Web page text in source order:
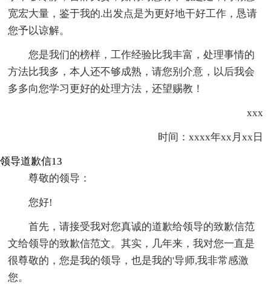
宽宏大量，鉴于我的.出发点是为更好地干好工作，恳请
您予以谅解。
您是我们的榜样，工作经验比我丰富，处理事情的
方法比我多，本人还不够成熟，请您别介意，以后我会
多多向您学习更好的处理方法，还望赐教！
xxx
时间：xxxx年xx月xx日
领导道歉信13
尊敬的领导：
您好!
首先，请接受我对您真诚的道歉给领导的致歉信范
文给领导的致歉信范文。其实，几年来，我对您一直是
很尊敬的，您是我的领导，也是我的'导师,我非常感激
您。